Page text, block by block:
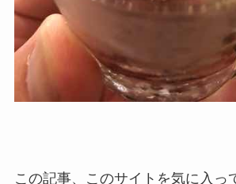
この記事、このサイトを気に入っ